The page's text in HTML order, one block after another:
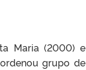
Maria (2000) e
grupo de